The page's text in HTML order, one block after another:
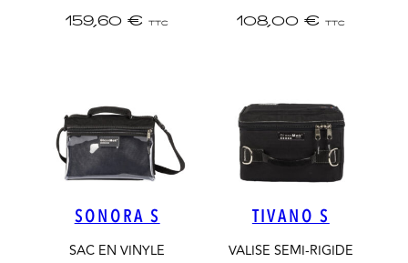
159,60€ TTC 108,00 € TTC
SONORA S
SAC EN VINYLE
TIVANO S
VALISE SEMI-RIGIDE